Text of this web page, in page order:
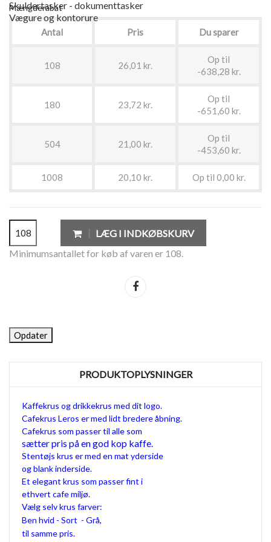
Skuldertasker - dokumenttasker
Vægure og kontorure
Mængderabat
Antal Pris Du sparer
108 26,01 kr.
Op til
-638,28 kr.
180 23,72 kr.
Op til
-651,60 kr.
504 21,00 kr.
Op til
-453,60 kr.
1008 20,10 kr. Op til 0,00 kr.
LÆG I INDKØBSKURV
Minimumsantallet for køb af varen er 108.
PRODUKTOPLYSNINGER
Kaffekrus og drikkekrus med dit logo.
Cafekrus Leros er med lidt bredere åbning.
Cafekrus som passer til alle som
sætter pris på en god kop kaffe.
Stentøjs krus er med en mat yderside
og blank inderside.
Et elegant krus som passer fint i
ethvert cafe miljø.
Vælg selv krus farver:
Ben hvid - Sort - Grå,
til samme pris.